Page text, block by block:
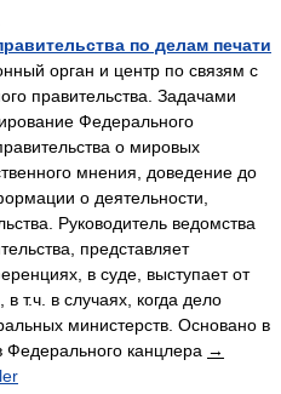
по делам печати
орган и центр по связям с
правительства. Задачами
Федерального
о мировых
мнения, доведение до
о деятельности,
Руководитель ведомства
представляет
в суде, выступает от
т.ч. в случаях, когда дело
министерств. Основано в
Федерального канцлера →